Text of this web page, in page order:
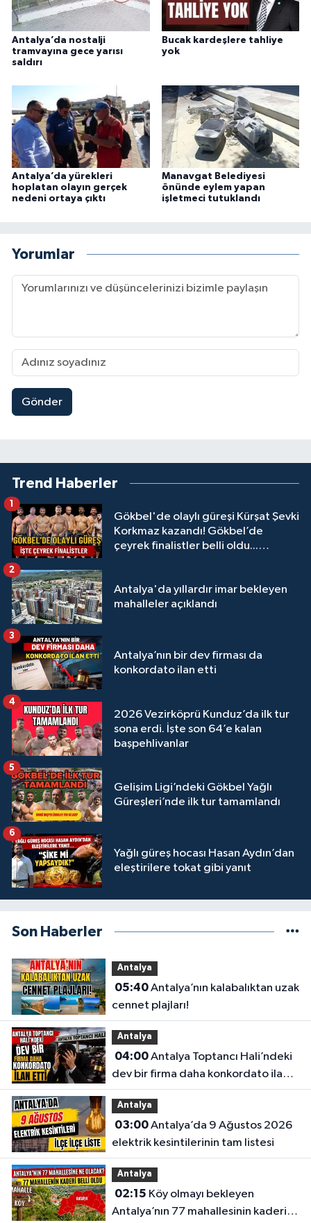
Antalya’da nostalji
tramvayına gece yarısı
saldırı
Bucak kardeşlere tahliye
yok
Antalya’da yürekleri
hoplatan olayın gerçek
nedeni ortaya çıktı
Manavgat Belediyesi
önünde eylem yapan
işletmeci tutuklandı
Yorumlar
Gönder
Trend Haberler
Gökbel'de olaylı güreşi Kürşat Şevki
Korkmaz kazandı! Gökbel’de
çeyrek finalistler belli oldu...
1
Antalya'da yıllardır imar bekleyen
mahalleler açıklandı
2
Antalya’nın bir dev firması da
konkordato ilan etti
3
2026 Vezirköprü Kunduz’da ilk tur
sona erdi. İşte son 64’e kalan
başpehlivanlar
4
Gelişim Ligi’ndeki Gökbel Yağlı
Güreşleri’nde ilk tur tamamlandı
5
Yağlı güreş hocası Hasan Aydın’dan
eleştirilere tokat gibi yanıt
6
Son Haberler
Antalya
05:40Antalya’nın kalabalıktan uzak
cennet plajları!
Antalya
04:00Antalya Toptancı Hali’ndeki
dev bir firma daha konkordato ilan
etti
Antalya
03:00Antalya’da 9 Ağustos 2026
elektrik kesintilerinin tam listesi
Antalya
02:15
Antalya’nın 77 mahallesinin kaderi